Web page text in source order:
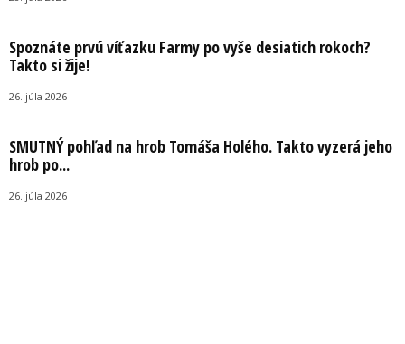
Spoznáte prvú víťazku Farmy po vyše desiatich rokoch?
Takto si žije!
26. júla 2026
SMUTNÝ pohľad na hrob Tomáša Holého. Takto vyzerá jeho
hrob po...
26. júla 2026